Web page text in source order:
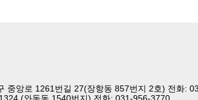
중앙로 1261번길 27(장항동 857번지 2호) 전화: